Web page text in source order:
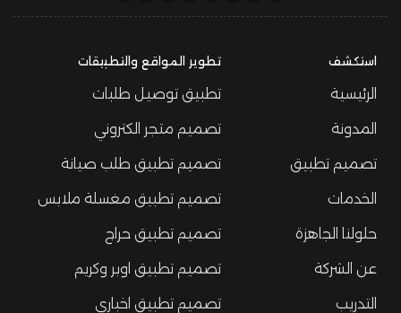
استكشف
الرئيسية
المدونة
تصميم تطبيق
الخدمات
حلولنا الجاهزة
عن الشركة
التدريب
تطوير المواقع والتطبيقات
تطبيق توصيل طلبات
تصميم متجر الكتروني
تصميم تطبيق طلب صيانة
تصميم تطبيق مغسلة ملابس
تصميم تطبيق حراج
تصميم تطبيق اوبر وكريم
تصميم تطبيق اخباري